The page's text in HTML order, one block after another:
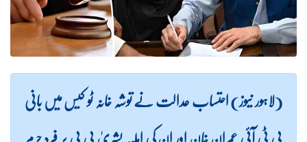
(لاہور نیوز) احتساب عدالت نے توشہ خانہ ٹو کیس میں بانی